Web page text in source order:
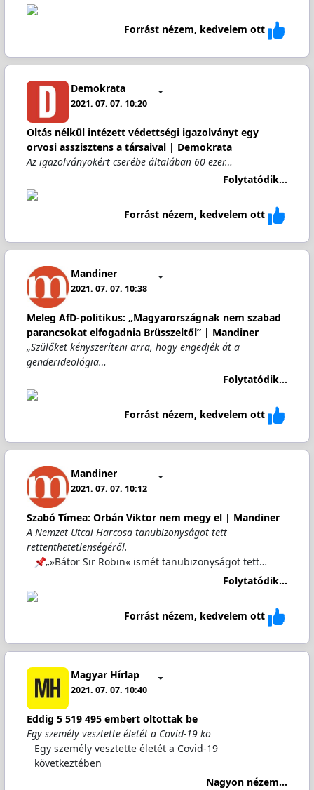
Forrást nézem, kedvelem ott
Demokrata
2021. 07. 07. 10:20
Oltás nélkül intézett védettségi igazolványt egy
orvosi asszisztens a társaival | Demokrata
Az igazolványokért cserébe általában 60 ezer…
Folytatódik...
Forrást nézem, kedvelem ott
Mandiner
2021. 07. 07. 10:38
Meleg AfD-politikus: „Magyarországnak nem szabad
parancsokat elfogadnia Brüsszeltől” | Mandiner
„Szülőket kényszeríteni arra, hogy engedjék át a
genderideológia…
Folytatódik...
Forrást nézem, kedvelem ott
Mandiner
2021. 07. 07. 10:12
Szabó Tímea: Orbán Viktor nem megy el | Mandiner
A Nemzet Utcai Harcosa tanubizonyságot tett
rettenthetetlenségéről.
„»Bátor Sir Robin« ismét tanubizonyságot tett…
Folytatódik...
Forrást nézem, kedvelem ott
Magyar Hírlap
2021. 07. 07. 10:40
Eddig 5 519 495 embert oltottak be
Egy személy vesztette életét a Covid-19 kö
Egy személy vesztette életét a Covid-19
következtében
Nagyon nézem...